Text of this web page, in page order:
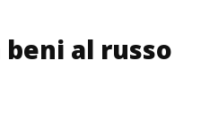
al russo